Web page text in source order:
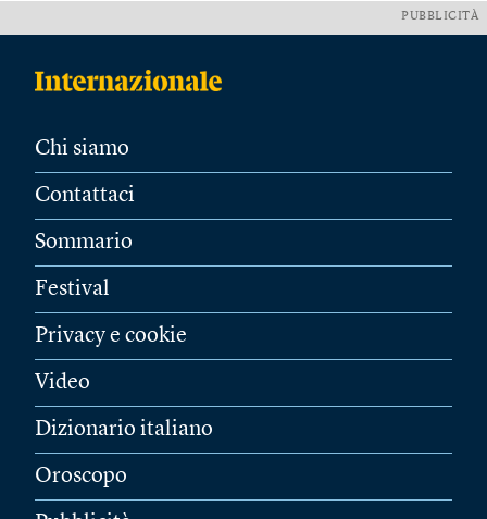
PUBBLICITÀ
Chi siamo
Contattaci
Sommario
Festival
Privacy e cookie
Video
Dizionario italiano
Oroscopo